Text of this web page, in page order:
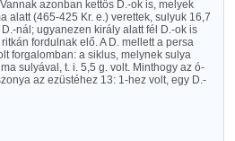
azonban kettős D.-ok is, melyek
alatt (465-425 Kr. e.) verettek, sulyuk 16,7
nál; ugyanezen király alatt fél D.-ok is
fordulnak elő. A D. mellett a persa
forgalomban: a siklus, melynek sulya
sulyával, t. i. 5,5 g. volt. Minthogy az ó-
az ezüstéhez 13: 1-hez volt, egy D.-